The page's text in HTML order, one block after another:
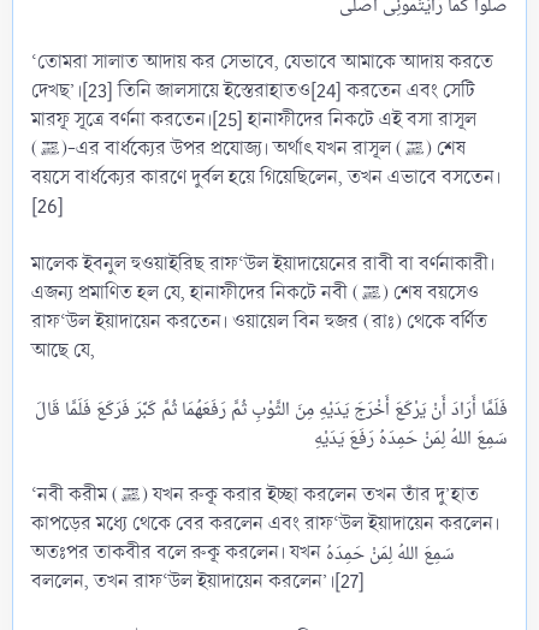
‘তোমরা সালাত আদায় কর সেভাবে, যেভাবে আমাকে আদায় করতে
দেখছ’।[23] তিনি জালসায়ে ইস্তেরাহাতও[24] করতেন এবং সেটি
মারফূ সূত্রে বর্ণনা করতেন।[25] হানাফীদের নিকটে এই বসা রাসূল
(ﷺ)-এর বার্ধক্যের উপর প্রযোজ্য। অর্থাৎ যখন রাসূল (ﷺ) শেষ
বয়সে বার্ধক্যের কারণে দুর্বল হয়ে গিয়েছিলেন, তখন এভাবে বসতেন।
[26]
মালেক ইবনুল হুওয়াইরিছ রাফ‘উল ইয়াদায়েনের রাবী বা বর্ণনাকারী।
এজন্য প্রমাণিত হল যে, হানাফীদের নিকটে নবী (ﷺ) শেষ বয়সেও
রাফ‘উল ইয়াদায়েন করতেন। ওয়ায়েল বিন হুজর (রাঃ) থেকে বর্ণিত
আছে যে,
فَلَمَّا أَرَادَ أَنْ يَرْكَعَ أَخْرَجَ يَدَيْهِ مِنَ الثَّوْبِ ثُمَّ رَفَعَهُمَا ثُمَّ كَبَّرَ فَرَكَعَ فَلَمَّا قَالَ
‘নবী করীম (ﷺ) যখন রুকূ করার ইচ্ছা করলেন তখন তাঁর দু’হাত
কাপড়ের মধ্যে থেকে বের করলেন এবং রাফ‘উল ইয়াদায়েন করলেন।
অতঃপর তাকবীর বলে রুকূ করলেন। যখন سَمِعَ اللهُ لِمَنْ حَمِدَهُ
বললেন, তখন রাফ‘উল ইয়াদায়েন করলেন’।[27]